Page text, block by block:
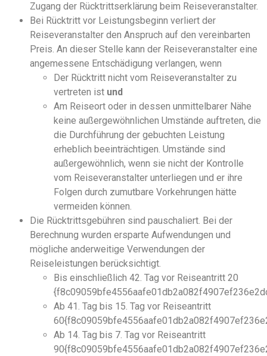
Zugang der Rücktrittserklärung beim Reiseveranstalter.
Bei Rücktritt vor Leistungsbeginn verliert der
Reiseveranstalter den Anspruch auf den vereinbarten
Preis. An dieser Stelle kann der Reiseveranstalter eine
angemessene Entschädigung verlangen, wenn
Der Rücktritt nicht vom Reiseveranstalter zu
vertreten ist und
Am Reiseort oder in dessen unmittelbarer Nähe
keine außergewöhnlichen Umstände auftreten, die
die Durchführung der gebuchten Leistung
erheblich beeinträchtigen. Umstände sind
außergewöhnlich, wenn sie nicht der Kontrolle
vom Reiseveranstalter unterliegen und er ihre
Folgen durch zumutbare Vorkehrungen hätte
vermeiden können.
Die Rücktrittsgebühren sind pauschaliert. Bei der
Berechnung wurden ersparte Aufwendungen und
mögliche anderweitige Verwendungen der
Reiseleistungen berücksichtigt.
Bis einschließlich 42. Tag vor Reiseantritt 20
Ab 41. Tag bis 15. Tag vor Reiseantritt
Ab 14. Tag bis 7. Tag vor Reiseantritt